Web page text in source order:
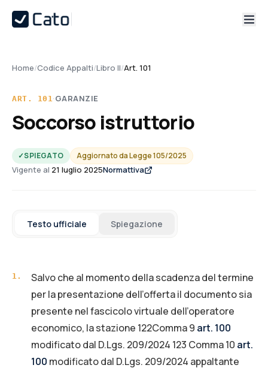
Home/Codice Appalti/Libro II/Art. 101
ART. 101·GARANZIE
Soccorso istruttorio
✓SPIEGATO Aggiornato daLegge 105/2025
Vigente al 21 luglio 2025Normattiva
Testo ufficiale Spiegazione
1.
Salvo che al momento della scadenza del termine
per la presentazione dell’offerta il documento sia
presente nel fascicolo virtuale dell’operatore
economico, la stazione 122Comma 9 art. 100
modificato dal D.Lgs. 209/2024 123 Comma 10 art.
100 modificato dal D.Lgs. 209/2024 appaltante